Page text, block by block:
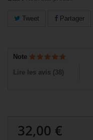
Tweet Partager
Note
Lire les avis (38
32,00 €